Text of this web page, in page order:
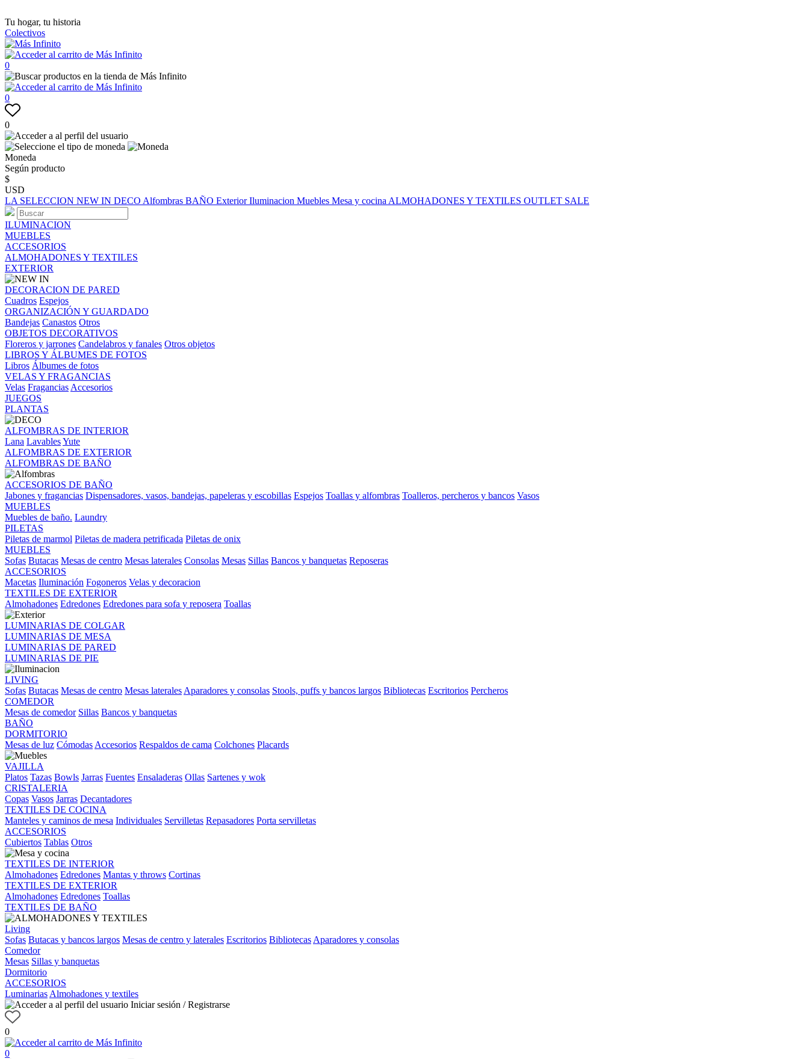
Tu hogar, tu historia
Colectivos
0
0
0
Moneda
Según producto
$
USD
LA SELECCION NEW IN DECO Alfombras BAÑO ExteriorIluminacion Muebles Mesa y cocina ALMOHADONES Y TEXTILES OUTLET SALE
ILUMINACION
MUEBLES
ACCESORIOS
ALMOHADONES Y TEXTILES
EXTERIOR
DECORACION DE PARED
Cuadros Espejos
ORGANIZACIÓN Y GUARDADO
Bandejas Canastos Otros
OBJETOS DECORATIVOS
Floreros y jarrones Candelabros y fanales Otros objetos
LIBROS Y ÁLBUMES DE FOTOS
Libros Álbumes de fotos
VELAS Y FRAGANCIAS
Velas Fragancias Accesorios
JUEGOS
PLANTAS
ALFOMBRAS DE INTERIOR
Lana LavablesYute
ALFOMBRAS DE EXTERIOR
ALFOMBRAS DE BAÑO
ACCESORIOS DE BAÑO
Jabones y fragancias Dispensadores, vasos, bandejas, papeleras y escobillas Espejos Toallas y alfombras Toalleros, percheros y bancos Vasos
MUEBLES
Muebles de baño. Laundry
PILETAS
Piletas de marmol Piletas de madera petrificada Piletas de onix
MUEBLES
Sofas Butacas Mesas de centro Mesas laterales Consolas Mesas Sillas Bancos y banquetas Reposeras
ACCESORIOS
Macetas Iluminación Fogoneros Velas y decoracion
TEXTILES DE EXTERIOR
Almohadones Edredones Edredones para sofa y reposera Toallas
LUMINARIAS DE COLGAR
LUMINARIAS DE MESA
LUMINARIAS DE PARED
LUMINARIAS DE PIE
LIVING
Sofas Butacas Mesas de centro Mesas laterales Aparadores y consolas Stools, puffs y bancos largos Bibliotecas Escritorios Percheros
COMEDOR
Mesas de comedor Sillas Bancos y banquetas
BAÑO
DORMITORIO
Mesas de luz Cómodas Accesorios Respaldos de cama Colchones Placards
VAJILLA
Platos Tazas Bowls Jarras Fuentes Ensaladeras Ollas Sartenes y wok
CRISTALERIA
Copas Vasos Jarras Decantadores
TEXTILES DE COCINA
Manteles y caminos de mesa Individuales Servilletas Repasadores Porta servilletas
ACCESORIOS
Cubiertos Tablas Otros
TEXTILES DE INTERIOR
Almohadones Edredones Mantas y throws Cortinas
TEXTILES DE EXTERIOR
Almohadones Edredones Toallas
TEXTILES DE BAÑO
Living
Sofas Butacas y bancos largos Mesas de centro y laterales Escritorios Bibliotecas Aparadores y consolas
Comedor
Mesas Sillas y banquetas
Dormitorio
ACCESORIOS
Luminarias Almohadones y textiles
Iniciar sesión / Registrarse
0
0